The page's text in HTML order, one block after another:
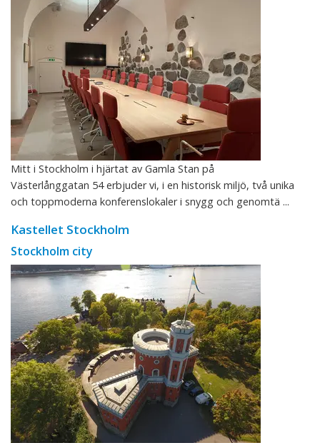
Mitt i Stockholm i hjärtat av Gamla Stan på
Västerlånggatan 54 erbjuder vi, i en historisk miljö, två unika
och toppmoderna konferenslokaler i snygg och genomtä ...
Kastellet Stockholm
Stockholm city